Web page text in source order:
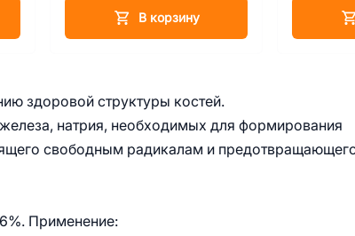
здоровой структуры костей.
натрия, необходимых для формирования
свободным радикалам и
Применение:
В корзину